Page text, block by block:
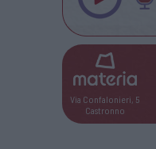
Via Confalonieri, 5
Castronno